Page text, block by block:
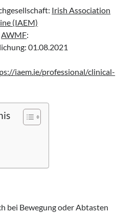
Analgesie und Anästhesie“ der DGAI
of endocrine emergencies –
der ETA
Kindern und Jugendlichen – Bildgebende
Irish Association
(IAEM)
AWMF:
01.08.2021
iaem.ie/professional/clinical-
bei Bewegung oder Abtasten